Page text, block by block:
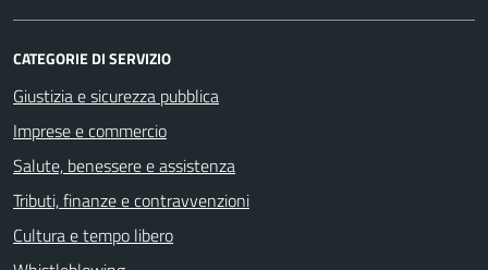
CATEGORIE DI SERVIZIO
Giustizia e sicurezza pubblica
Imprese e commercio
Salute, benessere e assistenza
Tributi, finanze e contravvenzioni
Cultura e tempo libero